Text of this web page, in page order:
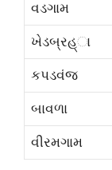
વડગામ
ખેડબ્રહ્ા
કપડવંજ
બાવળા
વીરમગામ